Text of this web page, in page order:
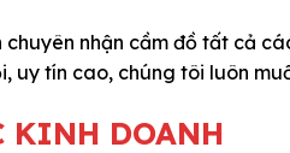
nhận cầm đồ tất cả
uy tín cao, chúng tôi luôn
KINH DOANH